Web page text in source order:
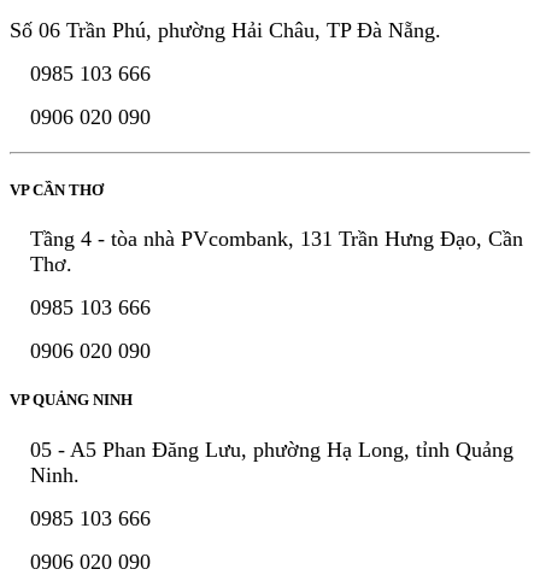
Số 06 Trần Phú, phường Hải Châu, TP Đà Nẵng.
0985 103 666
0906 020 090
VP CẦN THƠ
Tầng 4 - tòa nhà PVcombank, 131 Trần Hưng Đạo, Cần
Thơ.
0985 103 666
0906 020 090
VP QUẢNG NINH
05 - A5 Phan Đăng Lưu, phường Hạ Long, tỉnh Quảng
Ninh.
0985 103 666
0906 020 090